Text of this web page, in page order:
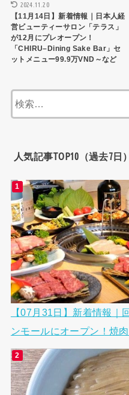
2024.11.20
【11月14日】新着情報｜日本人経
営ビューティーサロン「テラス」
が12月にプレオープン！
「CHIRU–Dining Sake Bar」セ
ットメニュー99.9万VND～など
人気記事TOP10（過去7日）
【07月31日】新着情報｜
ンモールにオープン！焼